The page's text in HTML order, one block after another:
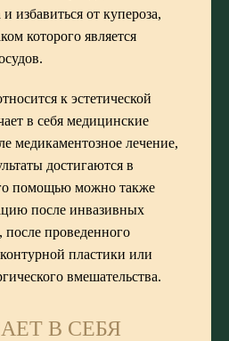
избавиться от купероза,
которого является
к эстетической
в себя медицинские
медикаментозное лечение,
достигаются в
помощью можно также
после инвазивных
проведенного
пластики или
вмешательства.
В СЕБЯ